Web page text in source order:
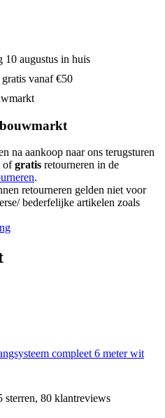
10 augustus in huis
vanaf €50
na aankoop naar ons terugsturen
ofgratis retourneren in de
.
retourneren gelden niet voor
bederfelijke artikelen zoals
compleet 6 meter wit
sterren, 80 klantreviews